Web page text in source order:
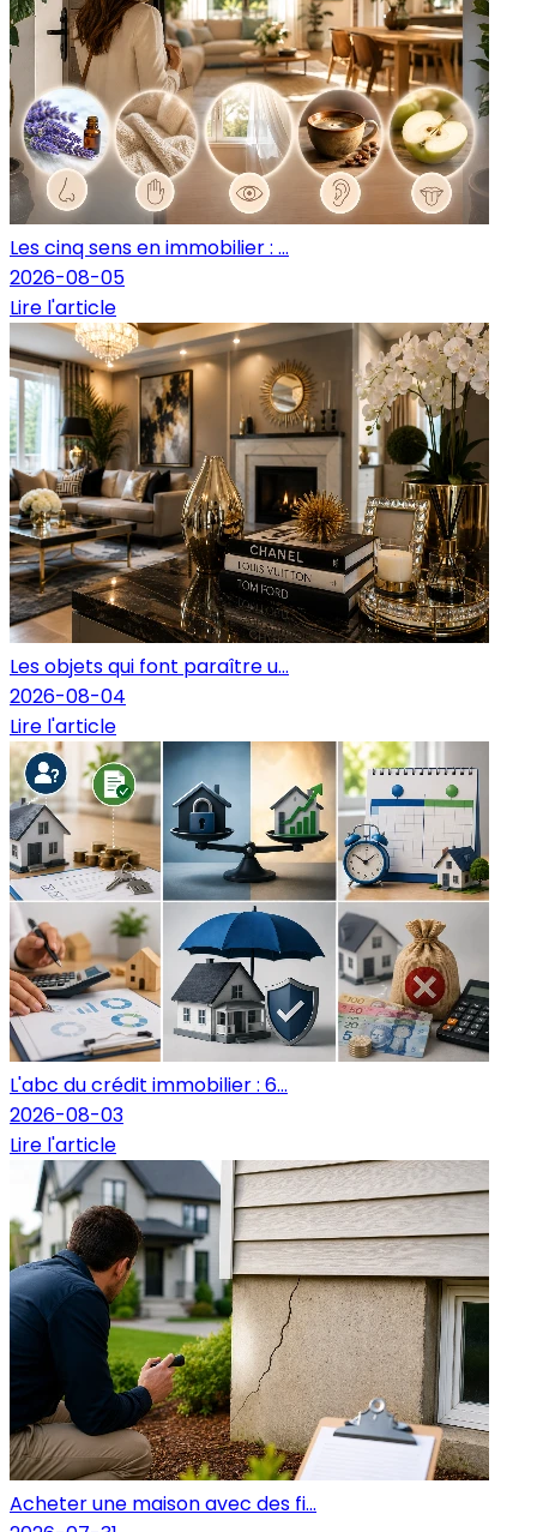
Les cinq sens en immobilier : ...
2026-08-05
Lire l'article
Les objets qui font paraître u...
2026-08-04
Lire l'article
L'abc du crédit immobilier : 6...
2026-08-03
Lire l'article
Acheter une maison avec des fi...